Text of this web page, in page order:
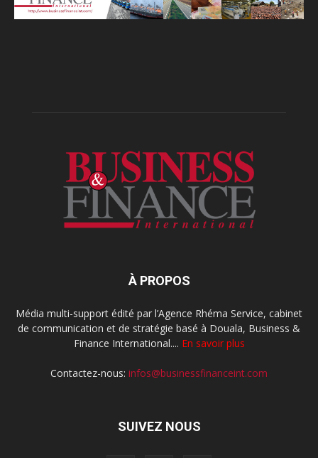
À PROPOS
Média multi-support édité par l’Agence Rhéma Service, cabinet
de communication et de stratégie basé à Douala, Business &
Finance International.... En savoir plus
Contactez-nous: infos@businessfinanceint.com
SUIVEZ NOUS